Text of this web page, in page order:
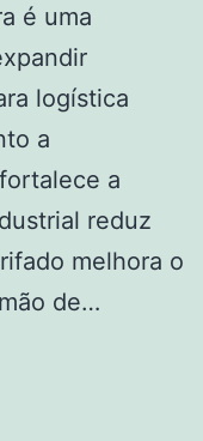
é uma
logística
a
a
reduz
melhora o
de…